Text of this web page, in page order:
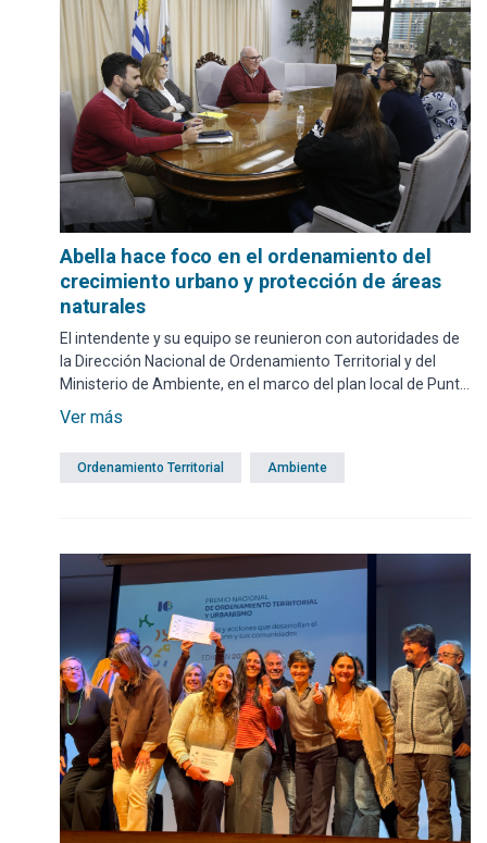
Abella hace foco en el ordenamiento del
crecimiento urbano y protección de áreas
naturales
El intendente y su equipo se reunieron con autoridades de
la Dirección Nacional de Ordenamiento Territorial y del
Ministerio de Ambiente, en el marco del plan local de Punta
Ballena, incorporada al Sistema Nacional de Áreas
Ver más
Ordenamiento Territorial Ambiente